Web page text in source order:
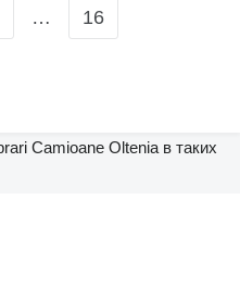
… 16
Camioane Oltenia в таких